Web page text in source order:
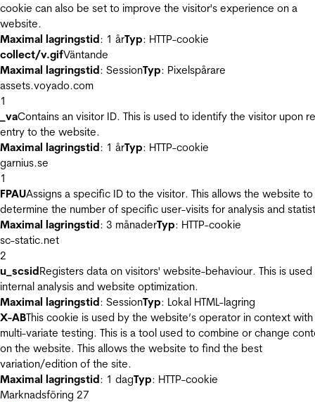
cookie can also be set to improve the visitor's experience on a
website.
Maximal lagringstid: 1 årTyp: HTTP-cookie
collect/v.gifVäntande
Maximal lagringstid: SessionTyp: Pixelspårare
assets.voyado.com
1
_vaContains an visitor ID. This is used to identify the visitor upon
entry to the website.
Maximal lagringstid: 1 årTyp: HTTP-cookie
garnius.se
1
FPAUAssigns a specific ID to the visitor. This allows the website to
determine the number of specific user-visits for analysis and
Maximal lagringstid: 3 månaderTyp: HTTP-cookie
sc-static.net
2
u_scsidRegisters data on visitors' website-behaviour. This is
internal analysis and website optimization.
Maximal lagringstid: SessionTyp: Lokal HTML-lagring
X-ABThis cookie is used by the website’s operator in context with
multi-variate testing. This is a tool used to combine or change
on the website. This allows the website to find the best
variation/edition of the site.
Maximal lagringstid: 1 dagTyp: HTTP-cookie
Marknadsföring 27